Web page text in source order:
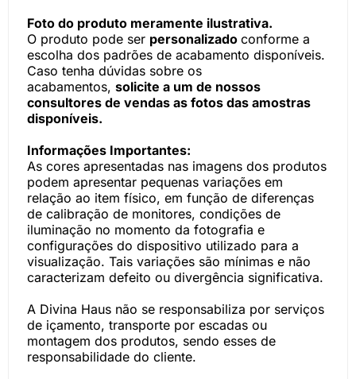
Foto do produto meramente ilustrativa.
O produto pode ser personalizado conforme a
escolha dos padrões de acabamento disponíveis.
Caso tenha dúvidas sobre os
acabamentos, solicite a um de nossos
consultores de vendas as fotos das amostras
disponíveis.
Informações Importantes:
As cores apresentadas nas imagens dos produtos
podem apresentar pequenas variações em
relação ao item físico, em função de diferenças
de calibração de monitores, condições de
iluminação no momento da fotografia e
configurações do dispositivo utilizado para a
visualização. Tais variações são mínimas e não
caracterizam defeito ou divergência significativa.
A Divina Haus não se responsabiliza por serviços
de içamento, transporte por escadas ou
montagem dos produtos, sendo esses de
responsabilidade do cliente.